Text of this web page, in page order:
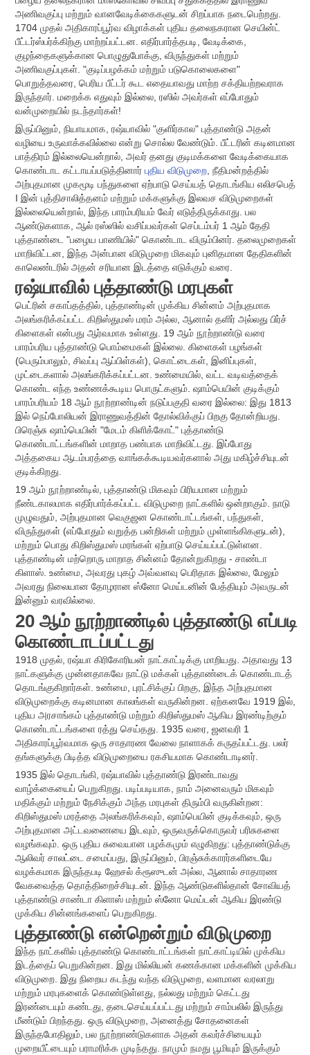
அணிவகுப்பு மற்றும் வானவேடிக்கைகளுடன் சிறப்பாக நடைபெற்றது.
1704 முதல் அதிகாரப்பூர்வ விழாக்கள் புதிய தலைநகரான செயின்ட்
பீட்டர்ஸ்பர்க்கிற்கு மாற்றப்பட்டன. எதிர்பார்த்தபடி, வேடிக்கை,
குழந்தைகளுக்கான பொழுதுபோக்கு, விருந்துகள் மற்றும்
அணிவகுப்புகள். "குடிப்பழக்கம் மற்றும் படுகொலைகளை"
பொறுத்தவரை, பெரிய பீட்டர் கூட எதையாவது மாற்ற சக்தியற்றவராக
இருந்தார். மறைக்க எதுவும் இல்லை, ரஸில் அவர்கள் எப்போதும்
வன்முறையில் நடந்தார்கள்!
இருப்பினும், நியாயமாக, ரஷ்யாவில் "குளிர்கால" புத்தாண்டு அதன்
வழியை உருவாக்கவில்லை என்று சொல்ல வேண்டும். பீட்டரின் கடினமான
பாத்திரம் இல்லையென்றால், அவர் தனது குடிமக்களை வேடிக்கையாக
கொண்டாட கட்டாயப்படுத்தினார் புதிய விடுமுறை , நீதிமன்றத்தில்
அற்புதமான முகமூடி பந்துகளை ஏற்பாடு செய்யத் தொடங்கிய எலிசபெத்
I இன் புத்திசாலித்தனம் மற்றும் மக்களுக்கு இலவச விடுமுறைகள்
இல்லையென்றால், இந்த பாரம்பரியம் வேர் எடுத்திருக்காது. பல
ஆண்டுகளாக, ஆல் ரஸ்ஸில் வசிப்பவர்கள் செப்டம்பர் 1 ஆம் தேதி
புத்தாண்டை "பழைய பாணியில்" கொண்டாட விரும்பினர். தலைமுறைகள்
மாறிவிட்டன, இந்த அன்பான விடுமுறை மிகவும் புனிதமான தேதிகளின்
காலெண்டரில் அதன் சரியான இடத்தை எடுக்கும் வரை.
ரஷ்யாவில் புத்தாண்டு மரபுகள்
பெட்ரின் சகாப்தத்தில், புத்தாண்டின் முக்கிய சின்னம் அற்புதமாக
அலங்கரிக்கப்பட்ட கிறிஸ்துமஸ் மரம் அல்ல, ஆனால் தளிர் அல்லது பிர்ச்
கிளைகள் என்பது ஆர்வமாக உள்ளது. 19 ஆம் நூற்றாண்டு வரை
பாரம்பரிய புத்தாண்டு பொம்மைகள் இல்லை. கிளைகள் பழங்கள்
(பெரும்பாலும், சிவப்பு ஆப்பிள்கள்), கொட்டைகள், இனிப்புகள்,
முட்டைகளால் அலங்கரிக்கப்பட்டன. உண்மையில், வட்ட வடிவத்தைக்
கொண்ட எந்த உண்ணக்கூடிய பொருட்களும். ஷாம்பெயின் குடிக்கும்
பாரம்பரியம் 18 ஆம் நூற்றாண்டின் நடுப்பகுதி வரை இல்லை: இது 1813
இல் நெப்போலியன் இராணுவத்தின் தோல்விக்குப் பிறகு தோன்றியது.
பிரெஞ்சு ஷாம்பெயின் "மேடம் கிளிக்கோட்" புத்தாண்டு
கொண்டாட்டங்களின் மாறாத பண்பாக மாறிவிட்டது. இப்போது
அத்தகைய ஆடம்பரத்தை வாங்கக்கூடியவர்களால் அது மகிழ்ச்சியுடன்
குடிக்கிறது.
19 ஆம் நூற்றாண்டில், புத்தாண்டு மிகவும் பிரியமான மற்றும்
நீண்டகாலமாக எதிர்பார்க்கப்பட்ட விடுமுறை நாட்களில் ஒன்றாகும். நாடு
முழுவதும், அற்புதமான வெகுஜன கொண்டாட்டங்கள், பந்துகள்,
விருந்துகள் (எப்போதும் வறுத்த பன்றிகள் மற்றும் முள்ளங்கிகளுடன்),
மற்றும் பொது கிறிஸ்துமஸ் மரங்கள் ஏற்பாடு செய்யப்பட்டுள்ளன.
புத்தாண்டின் மற்றொரு மாறாத சின்னம் தோன்றுகிறது - சாண்டா
கிளாஸ். உண்மை, அவரது புகழ் அவ்வளவு பெரிதாக இல்லை, மேலும்
அவரது நிலையான தோழரான ஸ்னோ மெய்டனின் பேத்தியும் அவருடன்
இன்னும் வரவில்லை.
20 ஆம் நூற்றாண்டில் புத்தாண்டு எப்படி
கொண்டாடப்பட்டது
1918 முதல், ரஷ்யா கிரிகோரியன் நாட்காட்டிக்கு மாறியது. அதாவது 13
நாட்களுக்கு முன்னதாகவே நாட்டு மக்கள் புத்தாண்டைக் கொண்டாடத்
தொடங்குகிறார்கள். உண்மை, புரட்சிக்குப் பிறகு, இந்த அற்புதமான
விடுமுறைக்கு கடினமான காலங்கள் வருகின்றன. ஏற்கனவே 1919 இல்,
புதிய அரசாங்கம் புத்தாண்டு மற்றும் கிறிஸ்துமஸ் ஆகிய இரண்டிற்கும்
கொண்டாட்டங்களை ரத்து செய்தது. 1935 வரை, ஜனவரி 1
அதிகாரப்பூர்வமாக ஒரு சாதாரண வேலை நாளாகக் கருதப்பட்டது. பலர்
தங்களுக்கு பிடித்த விடுமுறையை ரகசியமாக கொண்டாடினர்.
1935 இல் தொடங்கி, ரஷ்யாவில் புத்தாண்டு இரண்டாவது
வாழ்க்கையைப் பெறுகிறது. படிப்படியாக, நாம் அனைவரும் மிகவும்
மதிக்கும் மற்றும் நேசிக்கும் அந்த மரபுகள் திரும்பி வருகின்றன:
கிறிஸ்துமஸ் மரத்தை அலங்கரிக்கவும், ஷாம்பெயின் குடிக்கவும், ஒரு
அற்புதமான அட்டவணையை இடவும், ஒருவருக்கொருவர் பரிசுகளை
வழங்கவும். ஒரு புதிய சுவையான பழக்கமும் எழுகிறது: புத்தாண்டுக்கு
ஆலிவர் சாலட்டை சமைப்பது, இருப்பினும், பிரஞ்சுக்காரர்களிடையே
வழக்கமாக இருந்தபடி ஹேசல் க்ரூஸுடன் அல்ல, ஆனால் சாதாரண
வேகவைத்த தொத்திறைச்சியுடன். இந்த ஆண்டுகளில்தான் சோவியத்
புத்தாண்டு சாண்டா கிளாஸ் மற்றும் ஸ்னோ மெய்டன் ஆகிய இரண்டு
முக்கிய சின்னங்களைப் பெறுகிறது.
புத்தாண்டு என்றென்றும் விடுமுறை
இந்த நாட்களில் புத்தாண்டு கொண்டாட்டங்கள் நாட்காட்டியில் முக்கிய
இடத்தைப் பெறுகின்றன. இது மில்லியன் கணக்கான மக்களின் முக்கிய
விடுமுறை. இது நிறைய கடந்து வந்த விடுமுறை, வளமான வரலாறு
மற்றும் மரபுகளைக் கொண்டுள்ளது, நல்லது மற்றும் கெட்டது
இரண்டையும் கண்டது, தடைசெய்யப்பட்டது மற்றும் சாம்பலில் இருந்து
மீண்டும் பிறந்தது. ஒரு விடுமுறை, அனைத்து சோதனைகள்
இருந்தபோதிலும், பல நூற்றாண்டுகளாக அதன் கவர்ச்சியையும்
முறையீட்டையும் பராமரிக்க முடிந்தது. நாமும் நமது பூமியும் இருக்கும்